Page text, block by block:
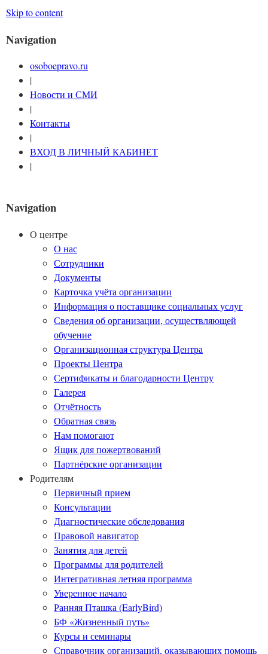
Skip to content
Navigation
osoboepravo.ru
|
Новости и СМИ
|
Контакты
|
ВХОД В ЛИЧНЫЙ КАБИНЕТ
|
Navigation
О центре
О нас
Сотрудники
Документы
Карточка учёта организации
Информация о поставщике социальных услуг
Сведения об организации, осуществляющей
обучение
Организационная структура Центра
Проекты Центра
Сертификаты и благодарности Центру
Галерея
Отчётность
Обратная связь
Нам помогают
Ящик для пожертвований
Партнёрские организации
Родителям
Первичный прием
Консультации
Диагностические обследования
Правовой навигатор
Занятия для детей
Программы для родителей
Интегративная летняя программа
Уверенное начало
Ранняя Пташка (EarlyBird)
БФ «Жизненный путь»
Курсы и семинары
Справочник организаций, оказывающих помощь